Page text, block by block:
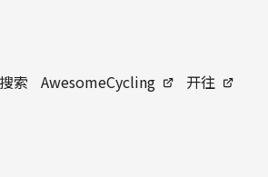
搜索 AwesomeCycling 开往